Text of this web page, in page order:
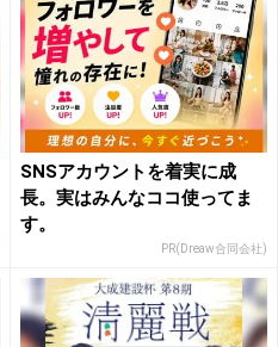
SNSアカウントを着実に成
長。実はみんなココ使ってま
す。
PR(Dreaw合同会社)